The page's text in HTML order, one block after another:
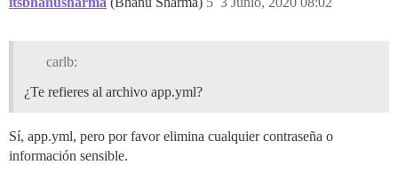
carlb:
¿Te refieres al archivo app.yml?
Sí, app.yml, pero por favor elimina cualquier contraseña o
información sensible.